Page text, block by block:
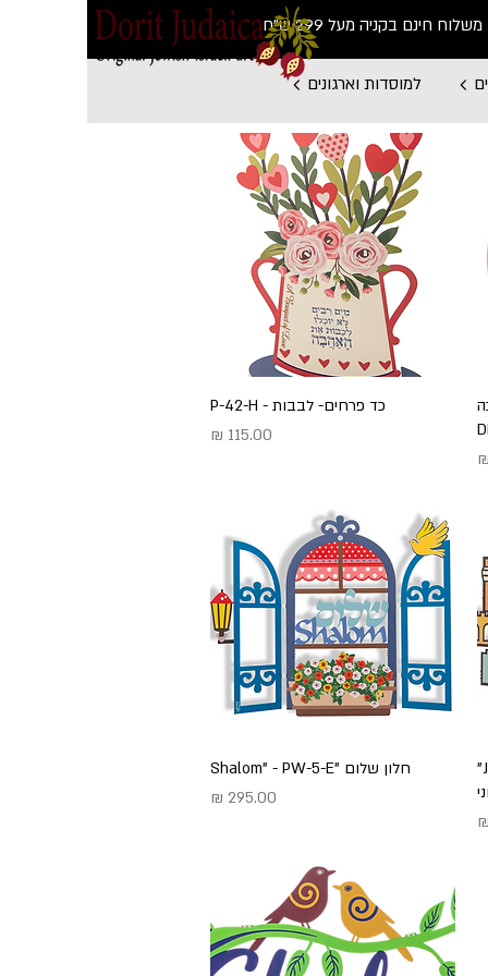
משלוח חינם בקניה מעל 299 ש"ח
למוסדות וארגונים
תצוגה מהירה
כד פרחים- לבבות - P-42-H
מחיר
קישוט קיר ירושלים "Jerusalem"
תצוגה מהירהחלון שלום "Shalom" - PW-5-E
מחיר